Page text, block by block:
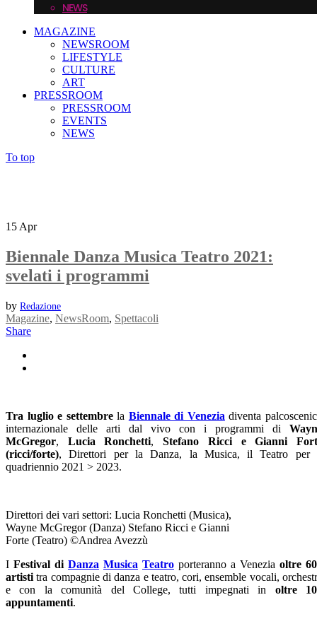
NEWS
MAGAZINE
NEWSROOM
LIFESTYLE
CULTURE
ART
PRESSROOM
PRESSROOM
EVENTS
NEWS
To top
15 Apr
Biennale Danza Musica Teatro 2021:
svelati i programmi
by Redazione
Magazine, NewsRoom, Spettacoli
Share
Tra luglio e settembrela Biennale di Venezia diventa
internazionale delle arti dal vivo con i programmi di
McGregor, Lucia Ronchetti,Stefano Ricci e Gianni
(ricci/forte), Direttori per la Danza, la Musica, il Teatro per
quadriennio 2021 > 2023.
Direttori dei vari settori: Lucia Ronchetti (Musica),
Wayne McGregor (Danza) Stefano Ricci e Gianni
Forte (Teatro) ©Andrea Avezzù
I Festival di Danza Musica Teatro porteranno a Venezia oltre
artisti tra compagnie di danza e teatro, cori, ensemble vocali,
e con la comunità del College, tutti impegnati in oltre
appuntamenti.